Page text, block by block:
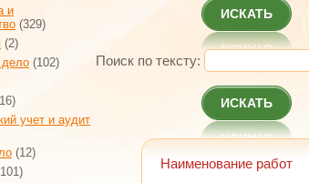
и
(329)
(2)
дело (102)
учет и аудит
(12)
ИСКАТЬ
Поиск по тексту:
ИСКАТЬ
Наименование работ